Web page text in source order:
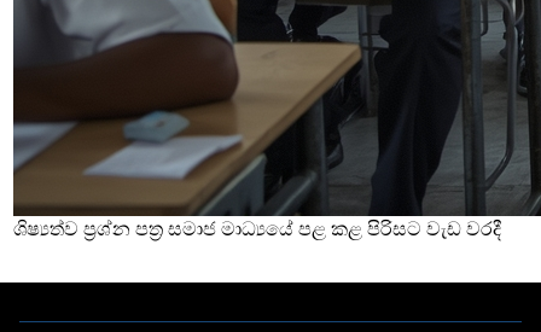
ශිෂ්‍යත්ව ප්‍රශ්න පත්‍ර සමාජ මාධ්‍යයේ පළ කළ පිරිසට වැඩ වරදී